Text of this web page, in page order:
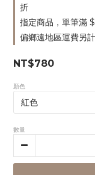
折
指定商品，單筆滿
偏鄉遠地區運費另
NT$780
顏色
數量